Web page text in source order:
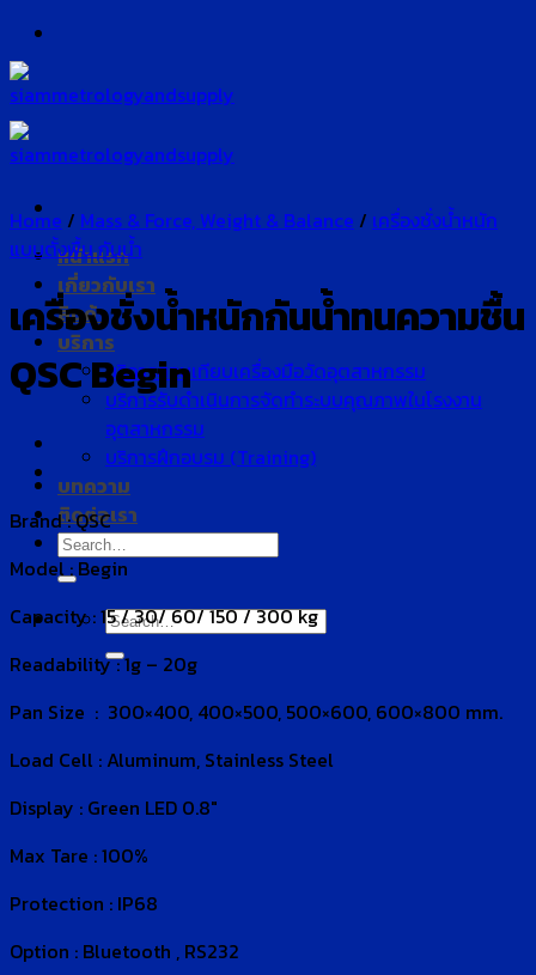
Skip
to
content
หน้าแรก
เกี่ยวกับเรา
สินค้า
บริการ
บริการสอบเทียบเครื่องมือวัดอุตสาหกรรม
บริการรับดำเนินการจัดทำระบบคุณภาพในโรงงาน
อุตสาหกรรม
บริการฝึกอบรม (Training)
บทความ
ติดต่อเรา
Search
for:
Search
for:
Home / Mass & Force, Weight & Balance / เครื่องชั่งน้ำหนัก
แบบตั้งพื้น กันน้ำ
เครื่องชั่งน้ำหนักกันน้ำทนความชื้น
QSC Begin
Brand : QSC
Model : Begin
Capacity : 15 / 30/ 60/ 150 / 300 kg
Readability : 1g – 20g
Pan Size : 300×400, 400×500, 500×600, 600×800 mm.
Load Cell : Aluminum, Stainless Steel
Display : Green LED 0.8″
Max Tare : 100%
Protection : IP68
Option : Bluetooth , RS232